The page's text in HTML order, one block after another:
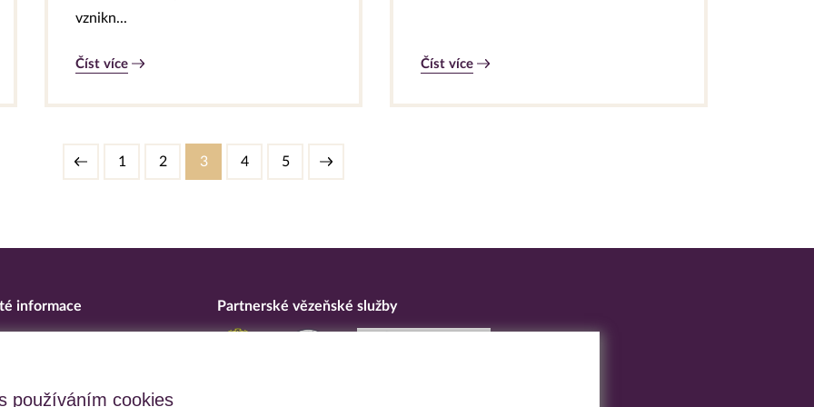
používáním cookies
vznikn...
Číst více Číst více
1 2 3 4 5
informace
opatření
Partnerské vězeňské služby